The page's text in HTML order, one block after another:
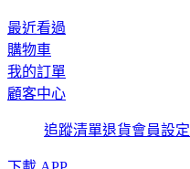
最近看過
購物車
我的訂單
顧客中心
追蹤清單退貨會員設定